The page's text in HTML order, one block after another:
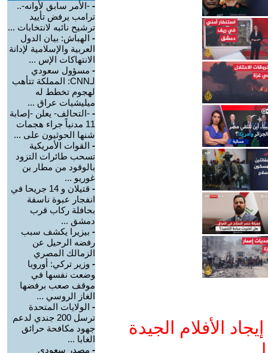
الأفلام الجيدة
- -الأمر سابق لأوانه-..
ترامب يرفض تأييد
ترشيح نائبه لانتخابات ...
- الهباش: بيان الدول
العربية والإسلامية لإدانة
الانتهاكات الإس ...
- مسؤول سعودي
لـCNN: المملكة تتأهب
لهجوم تخطط له
ميليشيات عراق ...
- -التحالف- يعلن -إصابة
11 مدنياً جراء هجمات
شنها الحوثيون على ...
- القوات الأمريكية
تسحب طائرات التزود
بالوقود من مطار بن
غوريو ...
-
قتيلان و 14 جريحا في
انفجار عبوة ناسفة
بحافلة ركاب قرب
دمشق ...
- بيزيرا يكشف سبب
رفضه الرحيل عن
الزمالك المصري
- وزير تركي: أوروبا
وضعت نفسها في
موقف صعب برفضها
الغاز الروسي ...
- الولايات المتحدة
ترسل 200 جندي لدعم
جهود مكافحة حرائق
الغابا ...
- مصدر سعودي